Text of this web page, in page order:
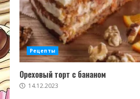
Рецепты
Ореховый торт с бананом
14.12.2023